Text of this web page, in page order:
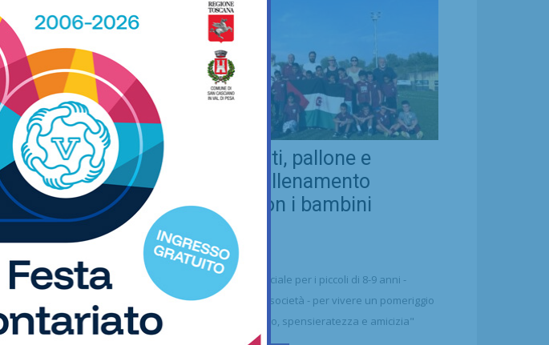
comuni chiantigiani:
ciclismo...
ecco i gironi 2026/27.
e San Donato Tavarnelle con
una laziale e una umbra
Real Chianti, pallone e
bellezza: allenamento
insieme con i bambini
Saharawi
Calcio 21/07/2026
"Un'occasione speciale per i piccoli di 8-9 anni -
sottolineano dalla società - per vivere un pomeriggio
di puro divertimento, spensieratezza e amicizia"